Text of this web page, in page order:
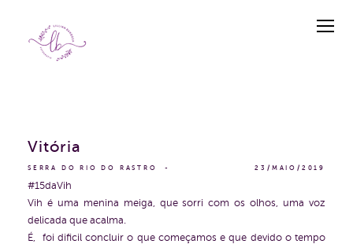
SERRA DO RIO DO RASTRO 23/MAIO/2019
Vitória
#15daVih
Vih é uma menina meiga, que sorri com os olhos, uma voz
delicada que acalma.
É, foi dificil concluir o que começamos e que devido o tempo